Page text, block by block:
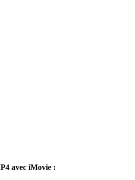
avec iMovie :